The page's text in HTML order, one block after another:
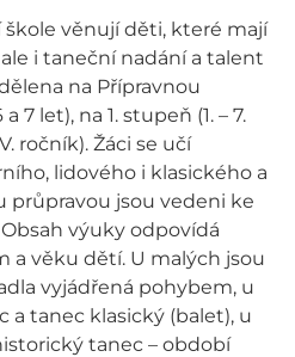
škole věnují děti, které mají
i taneční nadání a talent
na Přípravnou
7 let), na 1. stupeň (1. – 7.
ročník). Žáci se učí
lidového i klasického a
průpravou jsou vedeni ke
výuky odpovídá
věku dětí. U malých jsou
vyjádřená pohybem, u
a tanec klasický (balet), u
tanec – období